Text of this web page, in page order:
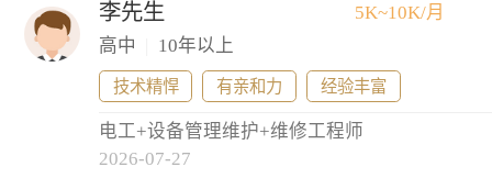
李先生
5K~10K/月
高中
10年以上
技术精悍 有亲和力 经验丰富
电工+设备管理维护+维修工程师
2026-07-27